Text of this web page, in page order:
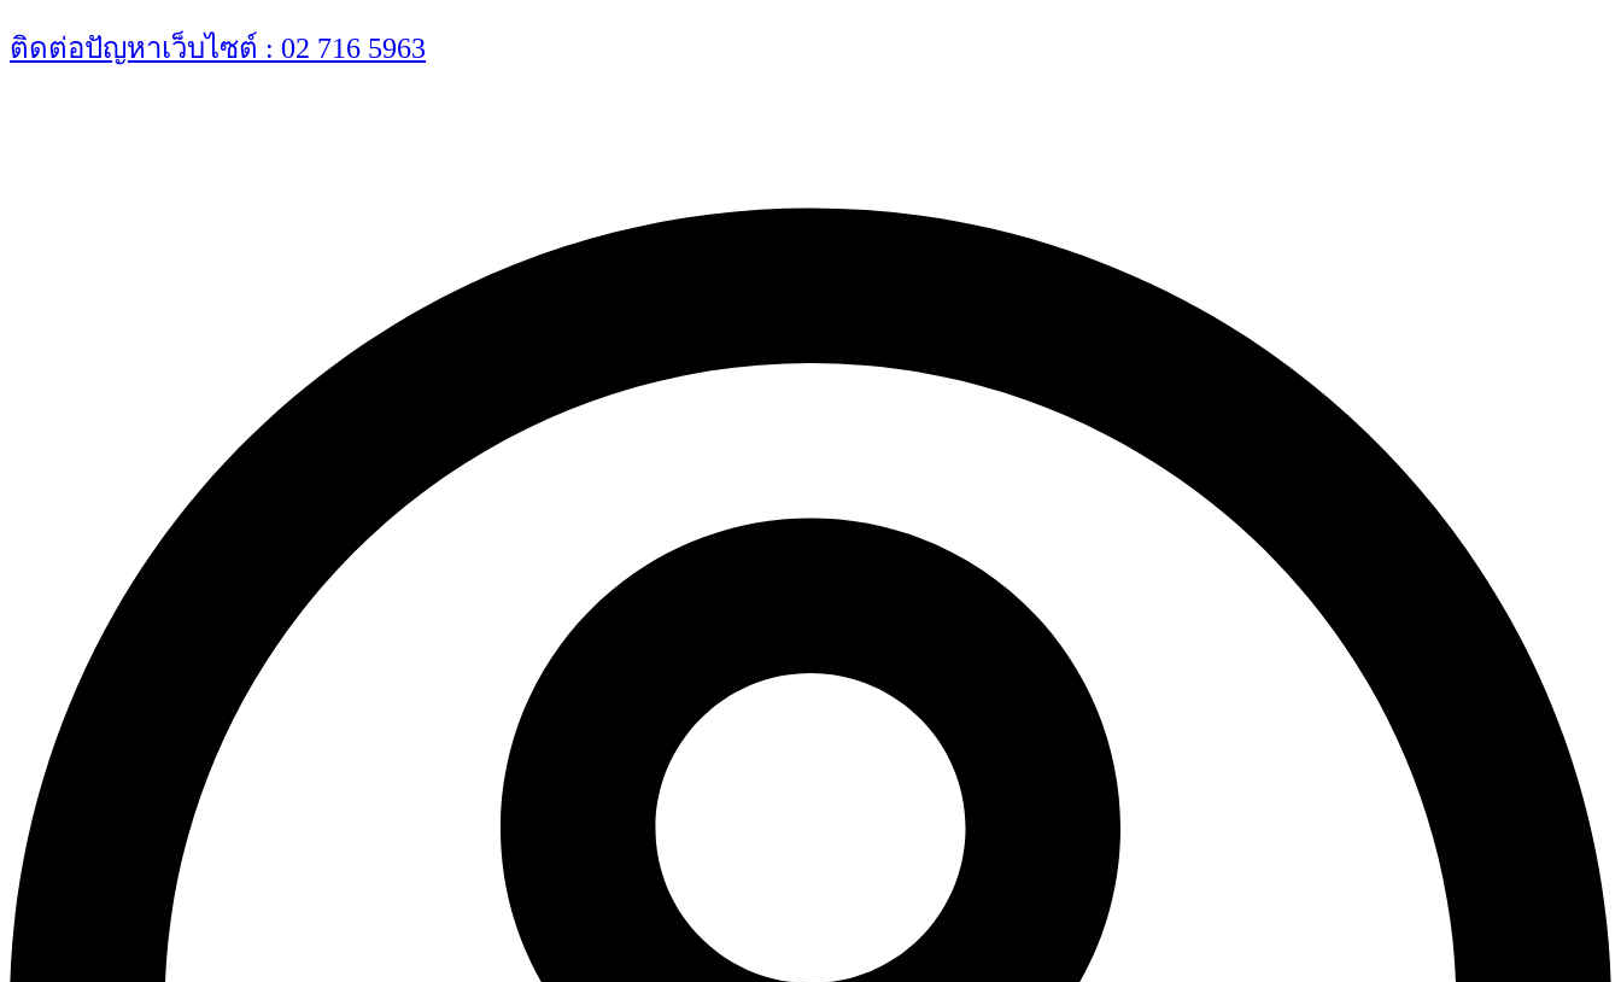
Skip
to
ติดต่อปัญหาเว็บไซต์ : 02 716 5963